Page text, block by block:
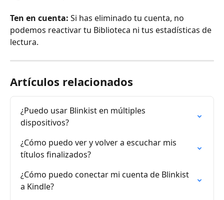
Ten en cuenta: Si has eliminado tu cuenta, no
podemos reactivar tu Biblioteca ni tus estadísticas de
lectura.
Artículos relacionados
¿Puedo usar Blinkist en múltiples
dispositivos?
¿Cómo puedo ver y volver a escuchar mis
títulos finalizados?
¿Cómo puedo conectar mi cuenta de Blinkist
a Kindle?